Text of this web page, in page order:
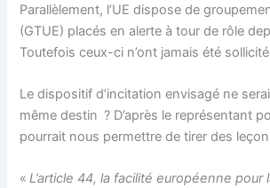
Parallèlement, l’UE dispose de
(GTUE) placés en alerte à tour de rôle
Toutefois ceux-ci n’ont jamais été
Le dispositif d’incitation envisagé ne
même destin ? D’après le représentant
pourrait nous permettre de tirer des
«L’article 44, la facilité européenne pour